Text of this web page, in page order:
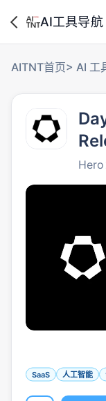
AI工具导航
AITNT首页> AI 工
Hero
SaaS 人工智能